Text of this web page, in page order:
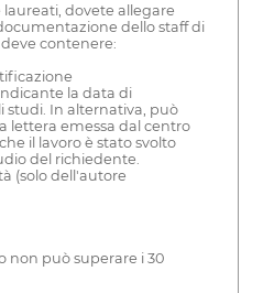
laureati, dovete allegare
dello staff di
contenere:
la data di
In alternativa, può
lettera emessa dal centro
il lavoro è stato svolto
del richiedente.
(solo dell'autore
non può superare i 30